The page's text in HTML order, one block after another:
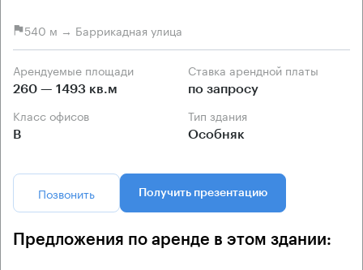
540 м → Баррикадная улица
Арендуемые площади
260 — 1493 кв.м
Ставка арендной платы
по запросу
Класс офисов
B
Тип здания
Особняк
Позвонить Получить презентацию
Предложения по аренде в этом здании: